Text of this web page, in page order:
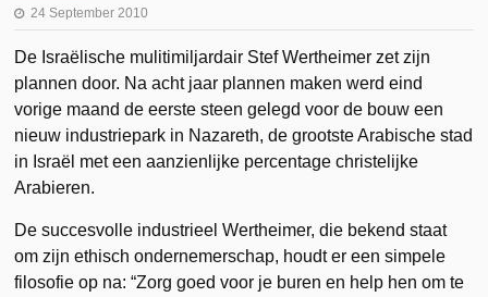
24 September 2010
De Israëlische mulitimiljardair Stef Wertheimer zet zijn
plannen door. Na acht jaar plannen maken werd eind
vorige maand de eerste steen gelegd voor de bouw een
nieuw industriepark in Nazareth, de grootste Arabische stad
in Israël met een aanzienlijke percentage christelijke
Arabieren.
De succesvolle industrieel Wertheimer, die bekend staat
om zijn ethisch ondernemerschap, houdt er een simpele
filosofie op na: “Zorg goed voor je buren en help hen om te